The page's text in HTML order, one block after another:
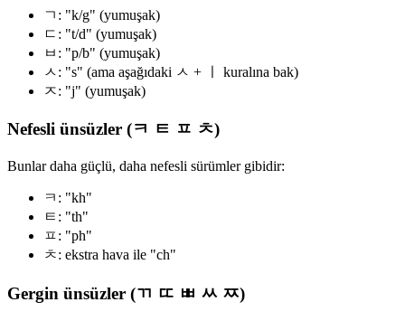
ㄱ: "k/g" (yumuşak)
ㄷ: "t/d" (yumuşak)
ㅂ: "p/b" (yumuşak)
ㅅ: "s" (ama aşağıdaki ㅅ + ㅣ kuralına bak)
ㅈ: "j" (yumuşak)
Nefesli ünsüzler (ㅋ ㅌ ㅍ ㅊ)
Bunlar daha güçlü, daha nefesli sürümler gibidir:
ㅋ: "kh"
ㅌ: "th"
ㅍ: "ph"
ㅊ: ekstra hava ile "ch"
Gergin ünsüzler (ㄲ ㄸ ㅃ ㅆ ㅉ)